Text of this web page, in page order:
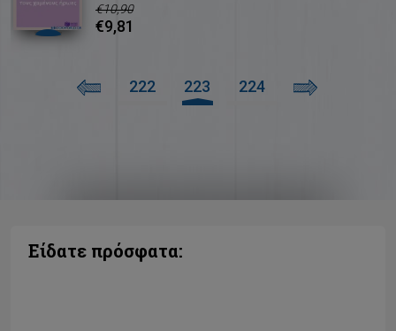
€10,90
€9,81
222 223 224
Είδατε πρόσφατα: